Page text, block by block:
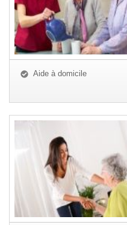
Aide à domicile